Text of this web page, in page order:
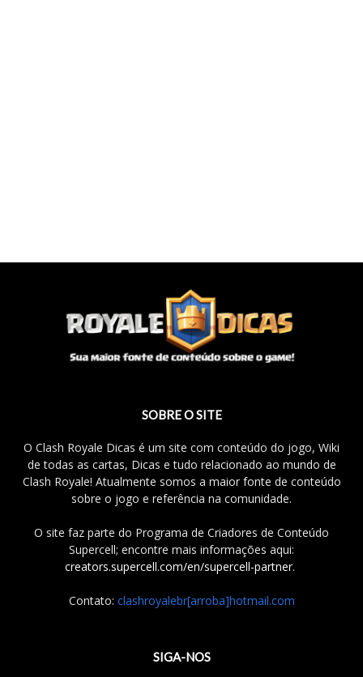
SOBRE O SITE
O Clash Royale Dicas é um site com conteúdo do jogo, Wiki
de todas as cartas, Dicas e tudo relacionado ao mundo de
Clash Royale! Atualmente somos a maior fonte de conteúdo
sobre o jogo e referência na comunidade.
O site faz parte do Programa de Criadores de Conteúdo
Supercell; encontre mais informações aqui:
creators.supercell.com/en/supercell-partner.
Contato: clashroyalebr[arroba]hotmail.com
SIGA-NOS